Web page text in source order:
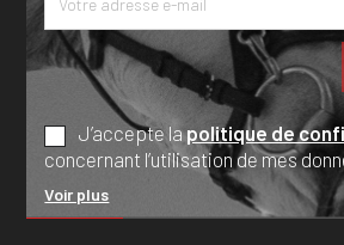
J’accepte lapolitique de
concernant l’utilisation de mes
Voir plus